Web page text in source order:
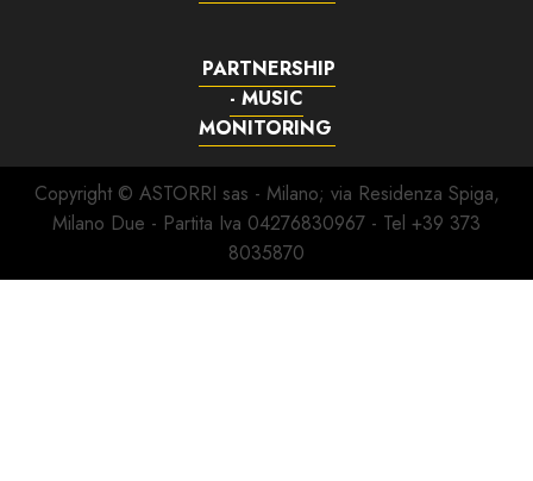
PARTNERSHIP
- MUSIC
MONITORING
Copyright © ASTORRI sas - Milano; via Residenza Spiga,
Milano Due - Partita Iva 04276830967 - Tel +39 373
8035870